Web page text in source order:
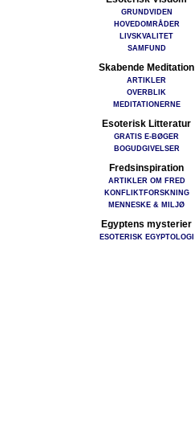
GRUNDVIDEN
HOVEDOMRÅDER
LIVSKVALITET
SAMFUND
Skabende Meditation
ARTIKLER
OVERBLIK
MEDITATIONERNE
Esoterisk Litteratur
GRATIS E-BØGER
BOGUDGIVELSER
Fredsinspiration
ARTIKLER OM FRED
KONFLIKTFORSKNING
MENNESKE & MILJØ
Egyptens mysterier
ESOTERISK EGYPTOLOGI